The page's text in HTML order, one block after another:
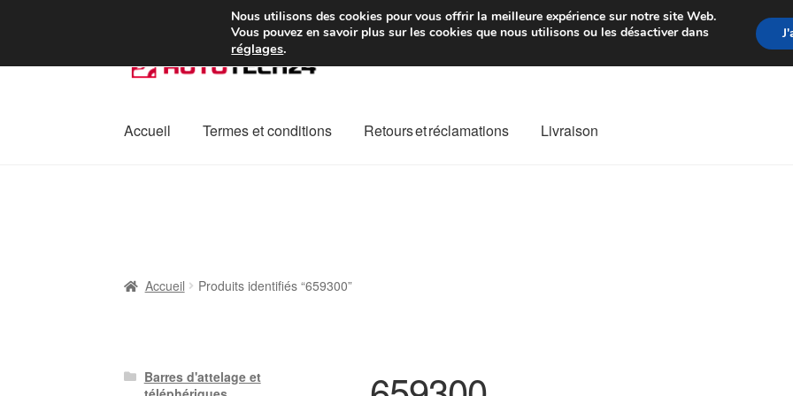
Colissimo livraison à partir de 7 EUR Du lundi au
à
navigation
au
Accueil Termes et conditions Retours et réclamations Livraison
Accueil Produits identifiés “659300”
Barres d'attelage et
Nous utilisons des cookies pour vous offrir la meilleure expérience sur notre site Web.
Vous pouvez en savoir plus sur les cookies que nous utilisons ou les désactiver dans
réglages.